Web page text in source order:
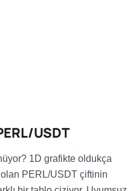
USDT
1D grafikte oldukça
PERL/USDT çiftinin